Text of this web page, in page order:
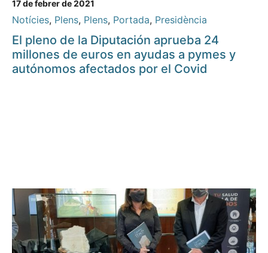
17 de febrer de 2021
Notícies, Plens, Plens, Portada, Presidència
El pleno de la Diputación aprueba 24
millones de euros en ayudas a pymes y
autónomos afectados por el Covid